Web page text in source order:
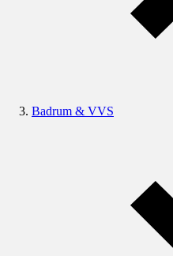
Badrum & VVS